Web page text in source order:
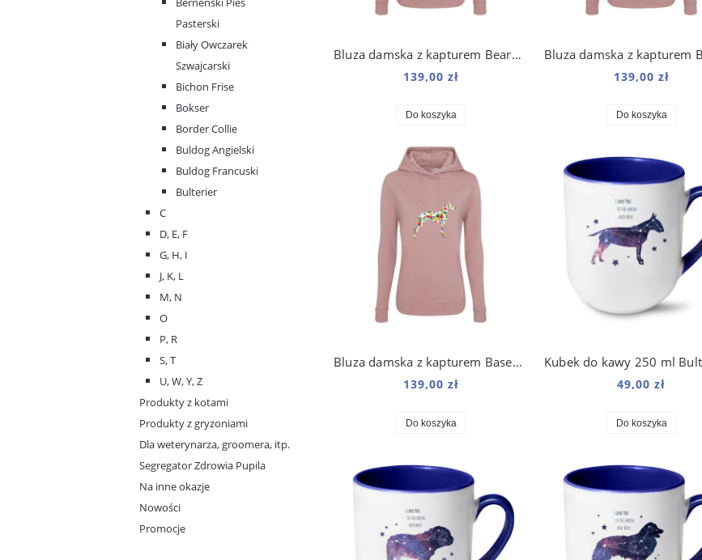
Pasterski
Biały Owczarek
Szwajcarski
Bichon Frise
Bokser
Border Collie
Buldog Angielski
Buldog Francuski
Bulterier
C
D, E, F
G, H, I
J, K, L
M, N
O
P, R
S, T
U, W, Y, Z
Produkty z kotami
Produkty z gryzoniami
Dla weterynarza, groomera, itp.
Segregator Zdrowia Pupila
Na inne okazje
Nowości
Promocje
Bluza damska z kapturem Bearded Collie Origami
139,00 zł
Do koszyka
139,00 zł
Do koszyka
Bluza damska z kapturem Basenji Origami
139,00 zł
Do koszyka
49,00 zł
Do koszyka